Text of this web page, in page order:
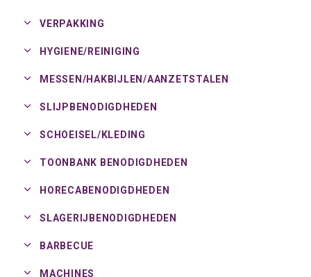
VERPAKKING
HYGIENE/ REINIGING
MESSEN/HAKBIJLEN/AANZETSTALEN
SLIJPBENODIGDHEDEN
SCHOEISEL/ KLEDING
TOONBANK BENODIGDHEDEN
HORECABENODIGDHEDEN
SLAGERIJBENODIGDHEDEN
BARBECUE
MACHINES